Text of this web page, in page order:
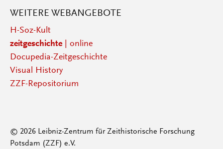
WEITERE WEBANGEBOTE
H-Soz-Kult
zeitgeschichte| online
Docupedia-Zeitgeschichte
Visual History
ZZF-Repositorium
© 2026 Leibniz-Zentrum für Zeithistorische Forschung
Potsdam (ZZF) e.V.